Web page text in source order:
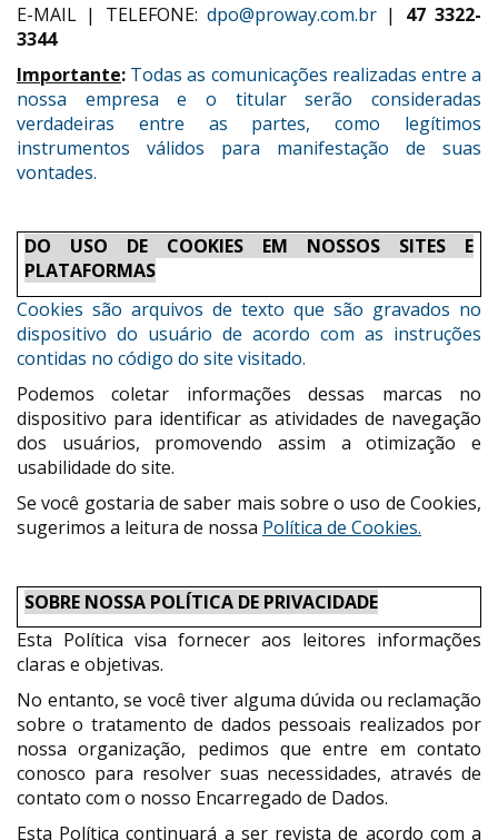
E-MAIL | TELEFONE: dpo@proway.com.br | 47 3322-
3344
Importante: Todas as comunicações realizadas entre a
nossa empresa e o titular serão consideradas
verdadeiras entre as partes, como legítimos
instrumentos válidos para manifestação de suas
vontades.
DO USO DE COOKIES EM NOSSOS SITES E
PLATAFORMAS
Cookies são arquivos de texto que são gravados no
dispositivo do usuário de acordo com as instruções
contidas no código do site visitado.
Podemos coletar informações dessas marcas no
dispositivo para identificar as atividades de navegação
dos usuários, promovendo assim a otimização e
usabilidade do site.
Se você gostaria de saber mais sobre o uso de Cookies,
sugerimos a leitura de nossa Política de Cookies.
SOBRE NOSSA POLÍTICA DE PRIVACIDADE
Esta Política visa fornecer aos leitores informações
claras e objetivas.
No entanto, se você tiver alguma dúvida ou reclamação
sobre o tratamento de dados pessoais realizados por
nossa organização, pedimos que entre em contato
conosco para resolver suas necessidades, através de
contato com o nosso Encarregado de Dados.
Esta Política continuará a ser revista de acordo com a